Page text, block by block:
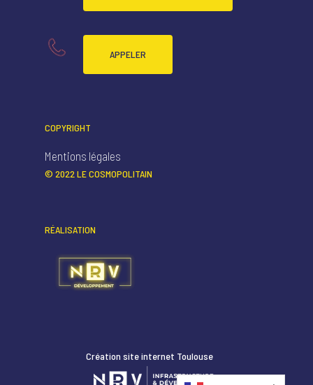
APPELER
COPYRIGHT
Mentions légales
© 2022 LE COSMOPOLITAIN
RÉALISATION
Création site internet Toulouse